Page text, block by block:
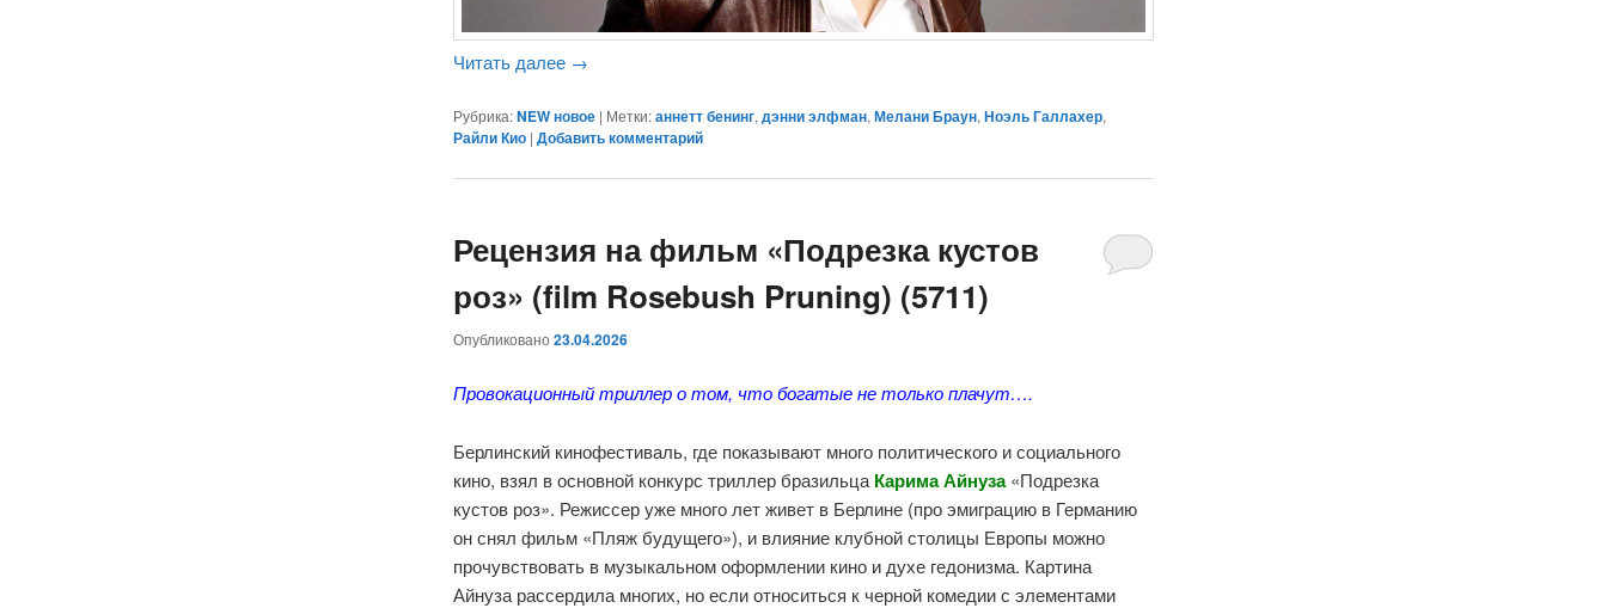
Читать далее →
Рубрика: NEW новое | Метки: аннетт бенинг,дэнни элфман,Мелани Браун,Ноэль Галлахер,
Райли Кио |Добавить комментарий
Рецензия на фильм «Подрезка кустов
роз» (film Rosebush Pruning) (5711)
Опубликовано23.04.2026
Провокационный триллер о том, что богатые не только плачут….
Берлинский кинофестиваль, где показывают много политического и социального
кино, взял в основной конкурс триллер бразильца Карима Айнуза«Подрезка
кустов роз». Режиссер уже много лет живет в Берлине (про эмиграцию в Германию
он снял фильм «Пляж будущего»), и влияние клубной столицы Европы можно
прочувствовать в музыкальном оформлении кино и духе гедонизма. Картина
Айнуза рассердила многих, но если относиться к черной комедии с элементами